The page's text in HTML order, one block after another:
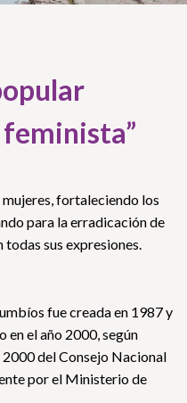
fortaleciendo los
para la erradicación de
todas sus expresiones.
fue creada en 1987 y
el año 2000, según
del Consejo Nacional
por el Ministerio de